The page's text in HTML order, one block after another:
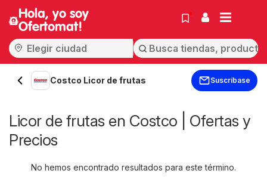
Hola, yo soy
Ofertomat!
Costco Licor de frutas Suscríbase
Licor de frutas en Costco | Ofertas y
Precios
No hemos encontrado resultados para este término.